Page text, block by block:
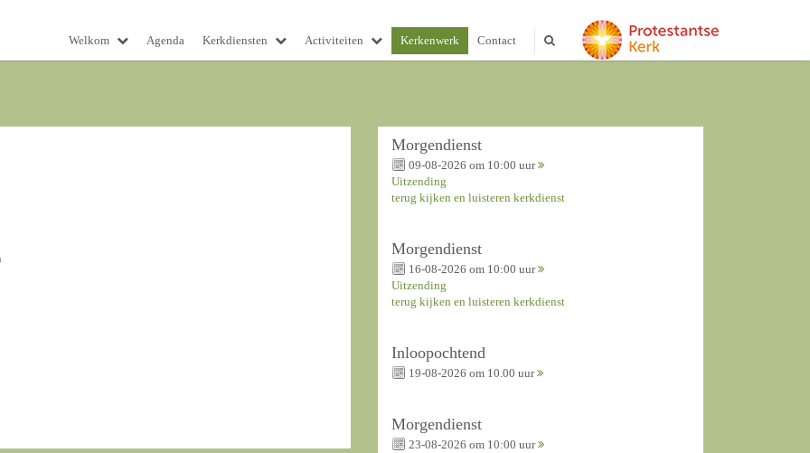
Welkom Agenda Kerkdiensten Activiteiten Kerkenwerk Contact
Morgendienst
09-08-2026 om 10:00 uur
Uitzending
terug kijken en luisteren kerkdienst
Morgendienst
16-08-2026 om 10:00 uur
Uitzending
terug kijken en luisteren kerkdienst
Inloopochtend
19-08-2026 om 10.00 uur
Morgendienst
23-08-2026 om 10:00 uur